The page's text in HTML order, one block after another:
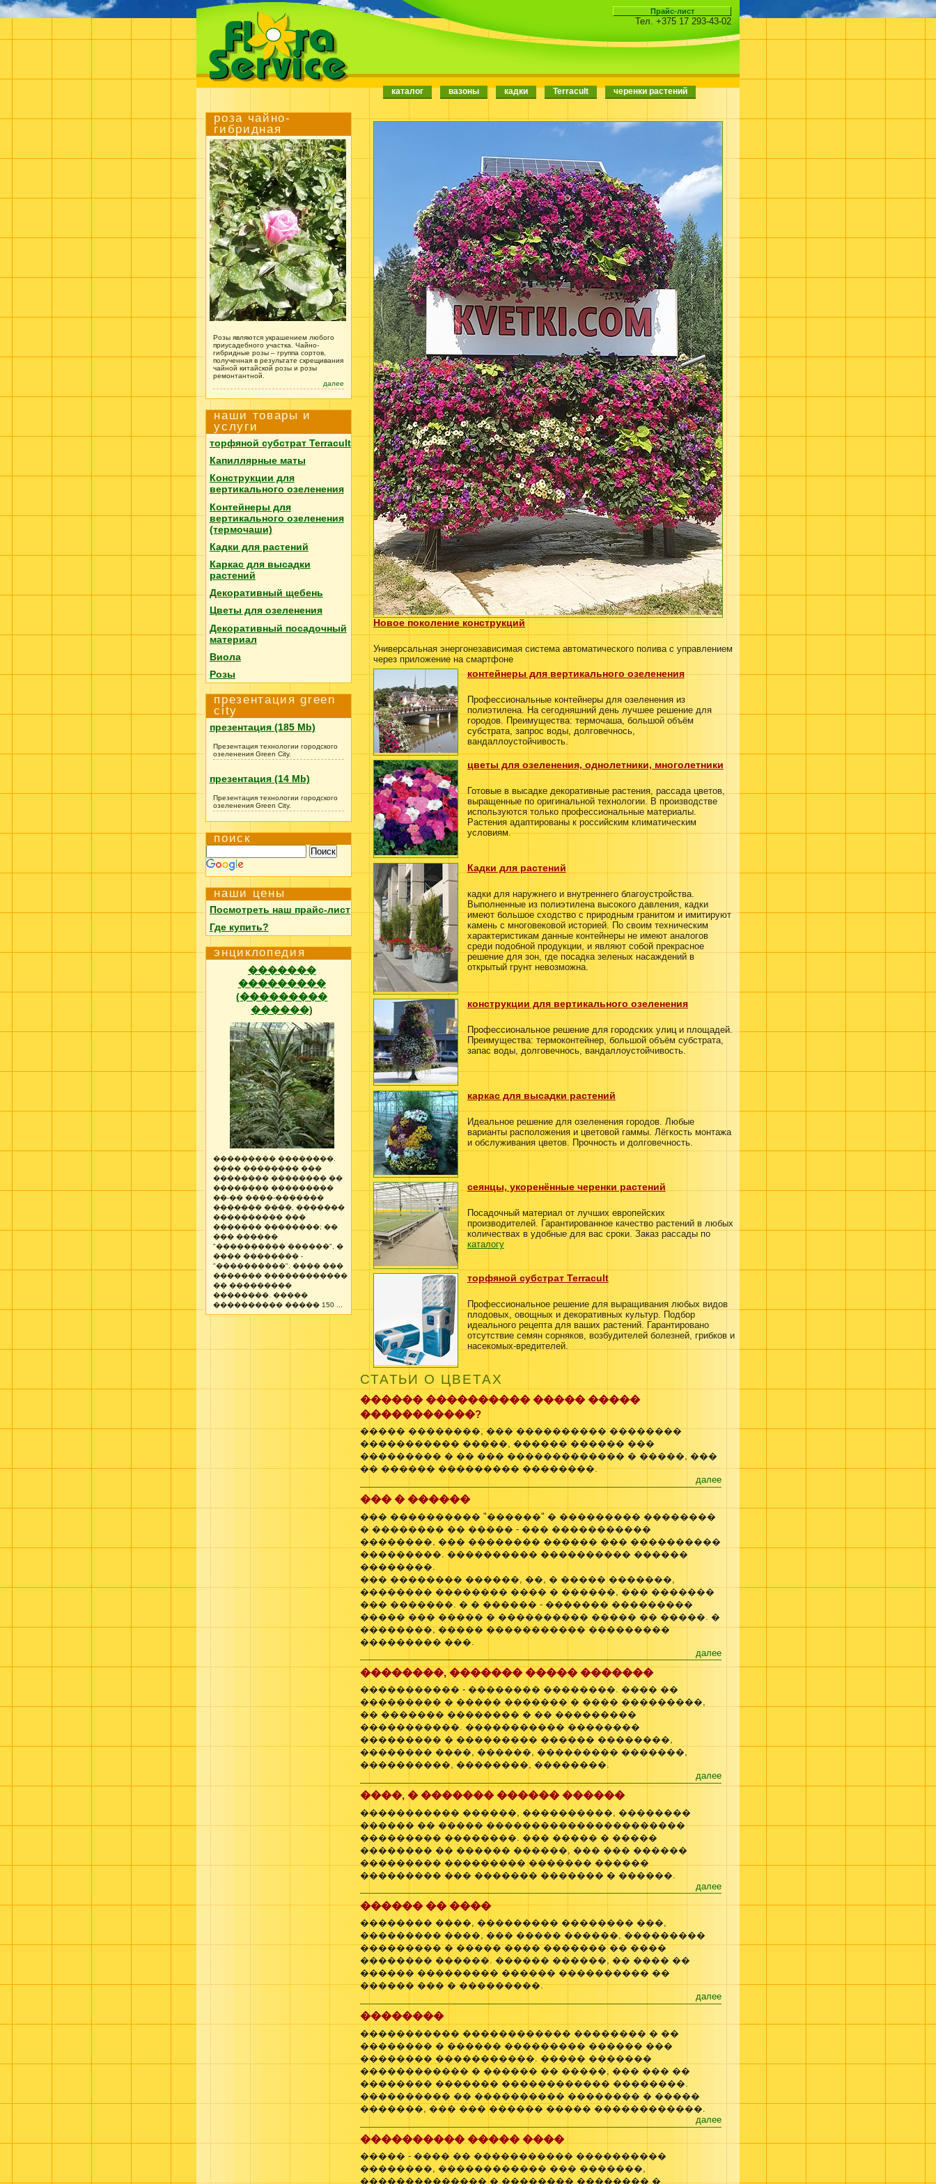
Тел. +375 17 293-43-02
каталог вазоны кадки Terracult черенки растений
роза чайно-
гибридная
Розы являются украшением любого
приусадебного участка. Чайно-
гибридные розы – группа сортов,
полученная в результате скрещивания
чайной китайской розы и розы
ремонтантной.
далее
наши товары и
услуги
торфяной субстрат Terracult
Капиллярные маты
Конструкции для
вертикального озеленения
Контейнеры для
вертикального озеленения
(термочаши)
Кадки для растений
Каркас для высадки
растений
Декоративный щебень
Цветы для озеленения
Декоративный посадочный
материал
Виола
Розы
презентация green
city
презентация (185 Mb)
Презентация технологии городского
озеленения Green City.
презентация (14 Mb)
Презентация технологии городского
озеленения Green City.
поиск
наши цены
Посмотреть наш прайс-лист
Где купить?
энциклопедия
�������
���������
(���������
������)
��������� ��������.
���� �������� ���
�������� �������� ��
�������� ���������
��-�� ����-�������
������� ����, �������
���������� ���
������� ��������; ��
��� ������
"���������� ������", �
���� �������� -
"����������". ���� ���
������� ������������
�� ���������
��������. �����
���������� ����� 150 ...
Новое поколение конструкций
Универсальная энергонезависимая система автоматического полива с управлением
через приложение на смартфоне
контейнеры для вертикального озеленения
Профессиональные контейнеры для озеленения из
полиэтилена. На сегодняшний день лучшее решение для
городов. Преимущества: термочаша, большой объём
субстрата, запрос воды, долговечнось,
вандаллоустойчивость.
цветы для озеленения, однолетники, многолетники
Готовые в высадке декоративные растения,рассада цветов,
выращенные по оригинальной технологии. В производстве
используются только профессиональные материалы.
Растения адаптированы к российским климатическим
условиям.
Кадки для растений
кадки для наружнего и внутреннего благоустройства.
Выполненные из полиэтилена высокого давления, кадки
имеют большое сходство с природным гранитом и имитируют
камень с многовековой историей. По своим техническим
характеристикам данные контейнеры не имеют аналогов
среди подобной продукции, и являют собой прекрасное
решение для зон, где посадка зеленых насаждений в
открытый грунт невозможна.
конструкции для вертикального озеленения
Профессиональное решение для городских улиц и площадей.
Преимущества: термоконтейнер, большой объём субстрата,
запас воды, долговечнось, вандаллоустойчивость.
каркас для высадки растений
Идеальное решение для озеленения городов. Любые
варианты расположения и цветовой гаммы. Лёгкость монтажа
и обслуживания цветов. Прочность и долговечность.
сеянцы, укоренённые черенки растений
Посадочный материал от лучших европейских
производителей. Гарантированное качество растений в любых
количествах в удобные для вас сроки. Заказ рассады по
каталогу
торфяной субстрат Terracult
Профессиональное решение для выращивания любых видов
плодовых, овощных и декоративных культур. Подбор
идеального рецепта для ваших растений. Гарантировано
отсутствие семян сорняков, возбудителей болезней, грибков и
насекомых-вредителей.
СТАТЬИ О ЦВЕТАХ
������ ���������� ����� �����
�����������?
����� ��������, ��� ���������� ��������
����������� �����, ������ ������ ���
��������� � �� ��� ������������� � �����, ���
�� ������ ��������� ��������.
далее
��� � ������
��� ���������� "������" � ��������� ��������
� �������� �� ����� - ��� �����������
��������, ��� �������� ������ ��� ����������
���������. ���������� ���������� ������
��������.
��� �������� ������, ��, � ����� �������,
�������� �������� ���� � ������, ��� �������
��� �������. � � ������ - ������� ���������
����� ��� ����� � ���������� ����� �� �����. �
��������, ����� ����������� ���������
��������� ���.
далее
��������, ������� ����� �������
����������� - �������� ��������. ���� ��
��������� � ����� ������� � ���� ���������,
�� ������� �������� � �� ���������
�����������. ����������� ��������
��������� � ��������� ������ ��������,
�������� ����, ������, ��������� �������,
����������, ��������, ��������.
далее
����, � ������� ������ ������
����������� ������, ����������, ��������
������ �� ����� ����������������������
��������� ��������. ��� ����� � �����
�������� �� ������ ������, ��� ��� ������
��������� ��������� ������� ������
��������� ��� ������� ������� � ������.
далее
������ �� ����
�������� ����, ��������� �������� ���,
��������� ����, ��� ����� ������, ���������
��������� � ����� ���� ������� �� ����
�������� ������. ������ ������, �� ���� ��
������ ��������� ������ ���������� ��
������ ��� � ���������.
далее
��������
����������� ������������ �������� � ��
�������� � ������ ��������� ������ ���
�������� �����������. ����� �������
������������ � ������ �� �����, ��� ��� ��
�������� ������� ������������ ��������.
���������� �� ���������� �������� � �����
�������, ��� ��� ������ ����� ������������.
далее
���������� ����� ����
����� - ���� �� ����������� ����������
��������, ������������ ��� �������,
�������������� � �������� �������� �